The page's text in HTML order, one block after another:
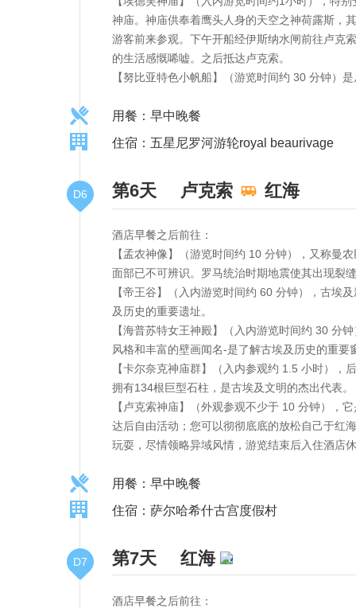
神庙。神庙供奉着鹰头人身的天空之神荷露斯，
游客前来参观。下午开船经伊斯纳水闸前往卢克
的生活感慨唏嘘。之后抵达卢克索。
【努比亚特色小帆船】（游览时间约 30 分钟）
用餐：早中晚餐
住宿：五星尼罗河游轮royal beaurivage
D6 第6天 卢克索 红海
酒店早餐之后前往：
【孟农神像】（游览时间约 10 分钟），又称曼
面部已不可辨识。罗马统治时期地震使其出现裂
【帝王谷】（入内游览时间约 60 分钟），古埃
及历史的重要遗址。
【海普苏特女王神殿】（入内游览时间约 30 分
风格和丰富的壁画闻名-是了解古埃及历史的重要
【卡尔奈克神庙群】（入内参观约 1.5 小时）
拥有134根巨型石柱，是古埃及文明的杰出代表。
【卢克索神庙】（外观参观不少于 10 分钟），
达后自由活动；您可以彻彻底底的放松自己于红
玩耍，尽情领略异域风情，游览结束后入住酒店
用餐：早中晚餐
住宿：萨尔哈希什古宫度假村
D7 第7天 红海
酒店早餐之后前往：